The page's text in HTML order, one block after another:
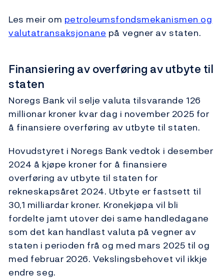
Les meir om petroleumsfondsmekanismen og
valutatransaksjonane på vegner av staten.
Finansiering av overføring av utbyte til
staten
Noregs Bank vil selje valuta tilsvarande 126
millionar kroner kvar dag i november 2025 for
å finansiere overføring av utbyte til staten.
Hovudstyret i Noregs Bank vedtok i desember
2024 å kjøpe kroner for å finansiere
overføring av utbyte til staten for
rekneskapsåret 2024. Utbyte er fastsett til
30,1 milliardar kroner. Kronekjøpa vil bli
fordelte jamt utover dei same handledagane
som det kan handlast valuta på vegner av
staten i perioden frå og med mars 2025 til og
med februar 2026. Vekslingsbehovet vil ikkje
endre seg.